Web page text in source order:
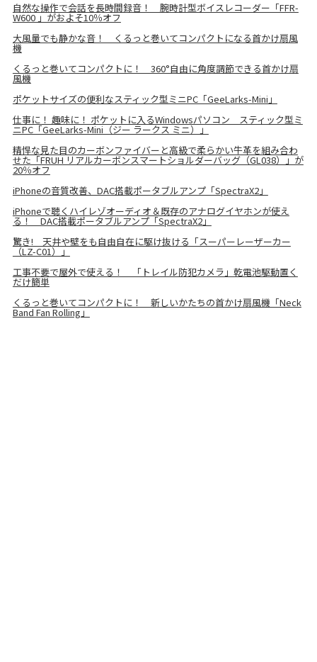
自然な操作で会話を長時間録音！ 腕時計型ボイスレコーダー「FFR-
W600 」がおよそ10％オフ
大風量でも静かな音！ くるっと巻いてコンパクトになる首かけ扇風
機
くるっと巻いてコンパクトに！ 360°自由に角度調節できる首かけ扇
風機
ポケットサイズの便利なスティック型ミニPC「GeeLarks-Mini」
仕事に！ 趣味に！ ポケットに入るWindowsパソコン スティック型ミ
ニPC「GeeLarks-Mini（ジー ラークス ミニ）」
精悍な見た目のカーボンファイバーと高級で柔らかい牛革を組み合わ
せた「FRUH リアルカーボンスマートショルダーバッグ（GL038）」が
20％オフ
iPhoneの音質改善、DAC搭載ポータブルアンプ「SpectraX2」
iPhoneで聴くハイレゾオーディオ＆既存のアナログイヤホンが使え
る！ DAC搭載ポータブルアンプ「SpectraX2」
驚き! 天井や壁をも自由自在に駆け抜ける「スーパーレーザーカー
（LZ-C01）」
工事不要で屋外で使える！ 「トレイル防犯カメラ」乾電池駆動置く
だけ簡単
くるっと巻いてコンパクトに！ 新しいかたちの首かけ扇風機「Neck
Band Fan Rolling」